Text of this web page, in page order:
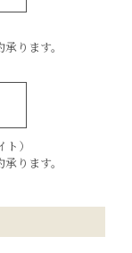
ります。
）
ります。